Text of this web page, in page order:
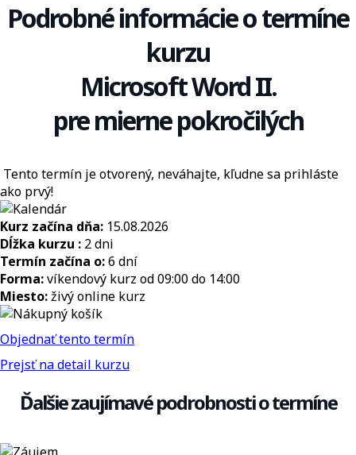
Podrobné informácie o termíne
kurzu
Microsoft Word II.
pre mierne pokročilých
Tento termín je otvorený, neváhajte, kľudne sa prihláste
ako prvý!
Kurz začína dňa: 15.08.2026
Dĺžka kurzu : 2 dni
Termín začína o:6 dní
Forma:víkendový kurz od 09:00 do 14:00
Miesto:živý online kurz
Objednať tento termín
Prejsť na detail kurzu
Ďalšie zaujímavé podrobnosti o termíne